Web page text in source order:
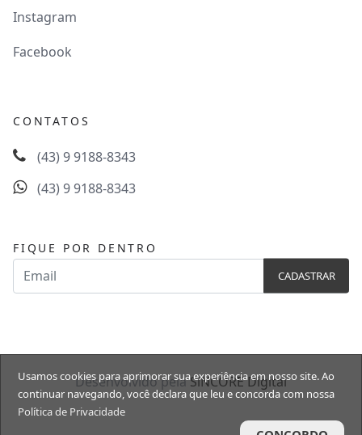
Usamos cookies para aprimorar sua experiência em nosso site. Ao
continuar navegando, você declara que leu e concorda com nossa
Política de Privacidade
Instagram
Facebook
CONTATOS
(43) 9 9188-8343
(43) 9 9188-8343
FIQUE POR DENTRO
Desenvolvido pelaSiNCORE Digital